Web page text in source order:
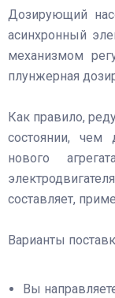
Дозирующий
асинхронный
механизмом
плунжерная
Как правило,
состоянии, чем
нового
составляет,
Варианты
Вы